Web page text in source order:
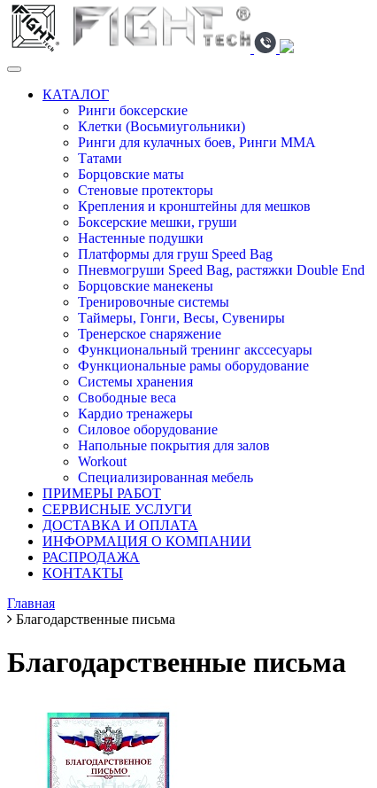
КАТАЛОГ
Ринги боксерские
Клетки (Восьмиугольники)
Ринги для кулачных боев, Ринги ММА
Татами
Борцовские маты
Стеновые протекторы
Крепления и кронштейны для мешков
Боксерские мешки, груши
Настенные подушки
Платформы для груш Speed Bag
Пневмогруши Speed Bag, растяжки Double End
Борцовские манекены
Тренировочные системы
Таймеры, Гонги, Весы, Сувениры
Тренерское снаряжение
Функциональный тренинг акссесуары
Функциональные рамы оборудование
Системы хранения
Свободные веса
Кардио тренажеры
Силовое оборудование
Напольные покрытия для залов
Workout
Специализированная мебель
ПРИМЕРЫ РАБОТ
СЕРВИСНЫЕ УСЛУГИ
ДОСТАВКА И ОПЛАТА
ИНФОРМАЦИЯ О КОМПАНИИ
РАСПРОДАЖА
КОНТАКТЫ
Главная
Благодарственные письма
Благодарственные письма